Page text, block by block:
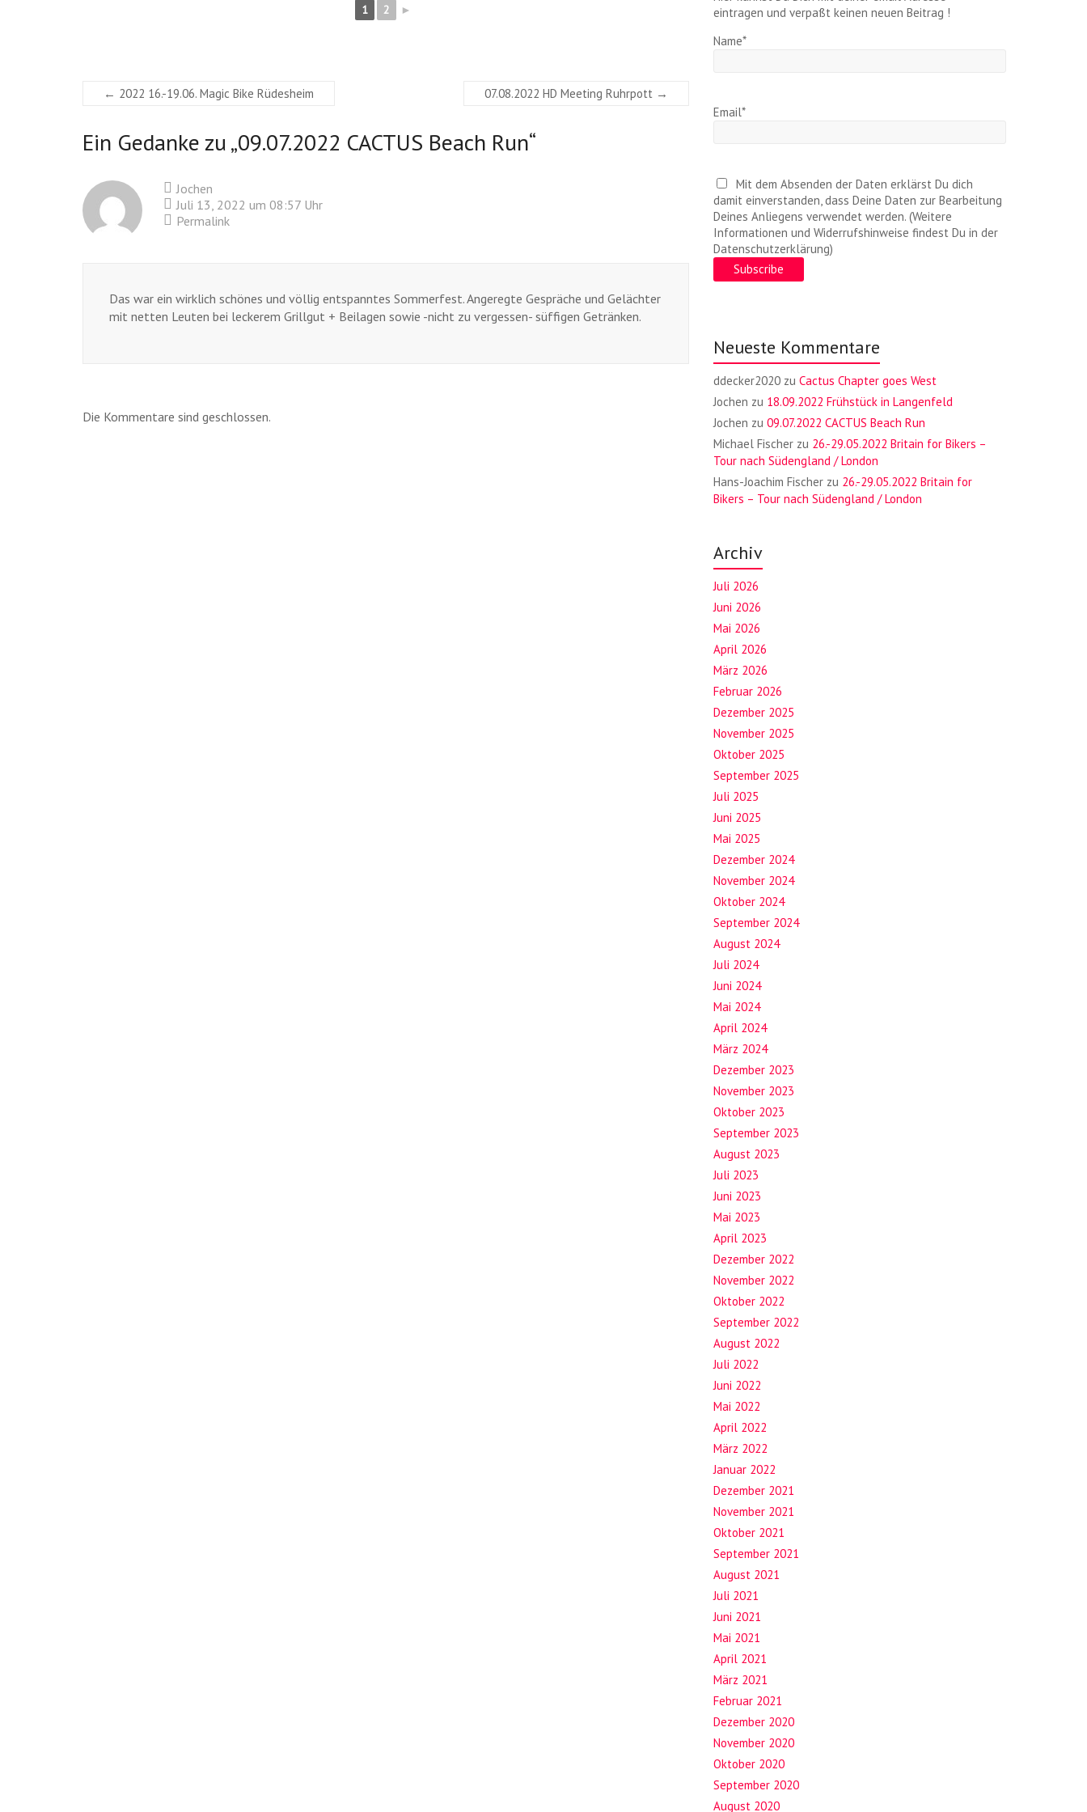
1 2 ►
← 2022 16.-19.06. Magic Bike Rüdesheim 07.08.2022 HD Meeting Ruhrpott →
Ein Gedanke zu „09.07.2022 CACTUS Beach Run“
Jochen
Juli 13, 2022 um 08:57 Uhr
Permalink
Das war ein wirklich schönes und völlig entspanntes Sommerfest. Angeregte Gespräche und Gelächter
mit netten Leuten bei leckerem Grillgut + Beilagen sowie -nicht zu vergessen- süffigen Getränken.
Die Kommentare sind geschlossen.
eintragen und verpaßt keinen neuen Beitrag !
Name*
Email*
Mit dem Absenden der Daten erklärst Du dich
damit einverstanden, dass Deine Daten zur Bearbeitung
Deines Anliegens verwendet werden. (Weitere
Informationen und Widerrufshinweise findest Du in der
Datenschutzerklärung)
Neueste Kommentare
ddecker2020 zuCactus Chapter goes West
Jochen zu 18.09.2022 Frühstück in Langenfeld
Jochen zu09.07.2022 CACTUS Beach Run
Michael Fischer zu 26.-29.05.2022 Britain for Bikers –
Tour nach Südengland / London
Hans-Joachim Fischer zu 26.-29.05.2022 Britain for
Bikers – Tour nach Südengland / London
Archiv
Juli 2026
Juni 2026
Mai 2026
April 2026
März 2026
Februar 2026
Dezember 2025
November 2025
Oktober 2025
September 2025
Juli 2025
Juni 2025
Mai 2025
Dezember 2024
November 2024
Oktober 2024
September 2024
August 2024
Juli 2024
Juni 2024
Mai 2024
April 2024
März 2024
Dezember 2023
November 2023
Oktober 2023
September 2023
August 2023
Juli 2023
Juni 2023
Mai 2023
April 2023
Dezember 2022
November 2022
Oktober 2022
September 2022
August 2022
Juli 2022
Juni 2022
Mai 2022
April 2022
März 2022
Januar 2022
Dezember 2021
November 2021
Oktober 2021
September 2021
August 2021
Juli 2021
Juni 2021
Mai 2021
April 2021
März 2021
Februar 2021
Dezember 2020
November 2020
Oktober 2020
September 2020
August 2020